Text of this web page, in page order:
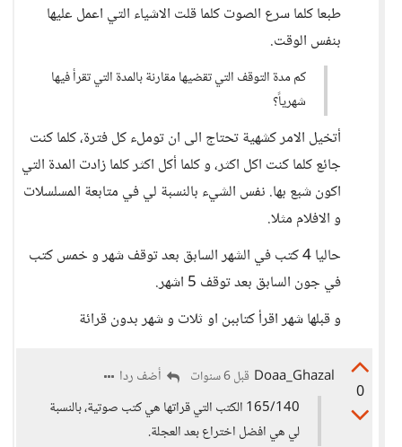
طبعا كلما سرع الصوت كلما قلت الاشياء التي اعمل عليها
بنفس الوقت.
كم مدة التوقف التي تقضيها مقارنة بالمدة التي تقرأ فيها
شهرياً؟
أتخيل الامر كشهية تحتاج الى ان توملء كل فترة، كلما كنت
جائع كلما كنت اكل اكثر، و كلما أكل اكثر كلما زادت المدة التي
اكون شبع بها. نفس الشيء بالنسبة لي في متابعة المسلسلات
و الافلام مثلا.
حاليا 4 كتب في الشهر السابق بعد توقف شهر و خمس كتب
في جون السابق بعد توقف 5 اشهر.
و قبلها شهر اقرأ كتاببن او ثلات و شهر بدون قرائة
0
Doaa_Ghazal قبل 6 سنوات
أضف ردا
165/140 الكتب التي قراتها هي كتب صوتية، بالنسبة
لي هي افضل اختراع بعد العجلة.